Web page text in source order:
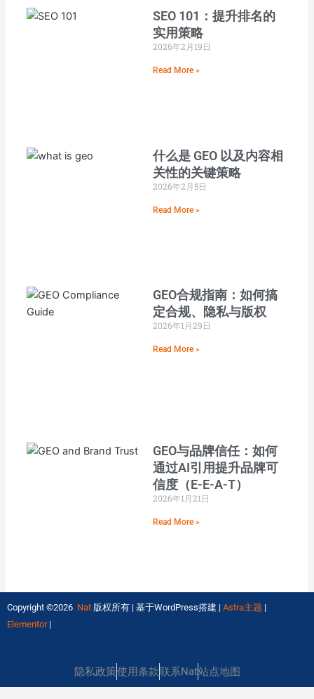
SEO 101：提升排名的
实用策略
2026年2月19日
Read More »
什么是 GEO 以及内容相
关性的关键策略
2026年2月5日
Read More »
GEO合规指南：如何搞
定合规、隐私与版权
2026年1月29日
Read More »
GEO与品牌信任：如何
通过AI引用提升品牌可
信度（E-E-A-T）
2026年1月21日
Read More »
Copyright ©2026 Nat 版权所有 | 基于WordPress搭建 | Astra主题 |
Elementor|
隐私政策使用条款联系Nat站点地图